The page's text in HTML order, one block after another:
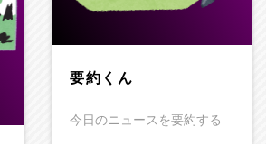
要約くん
今日のニュースを要約する